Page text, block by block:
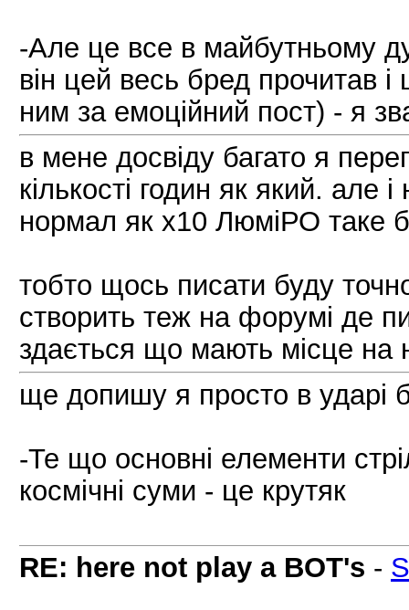
-Але це все в майбутньому
він цей весь бред прочитав
ним за емоційний пост) - я
в мене досвіду багато я
кількості годин як який. але
нормал як х10 ЛюміРО таке
тобто щось писати буду
створить теж на форумі де
здається що мають місце на
ще допишу я просто в ударі
-Те що основні елементи
космічні суми - це крутяк
RE: here not play a BOT's -